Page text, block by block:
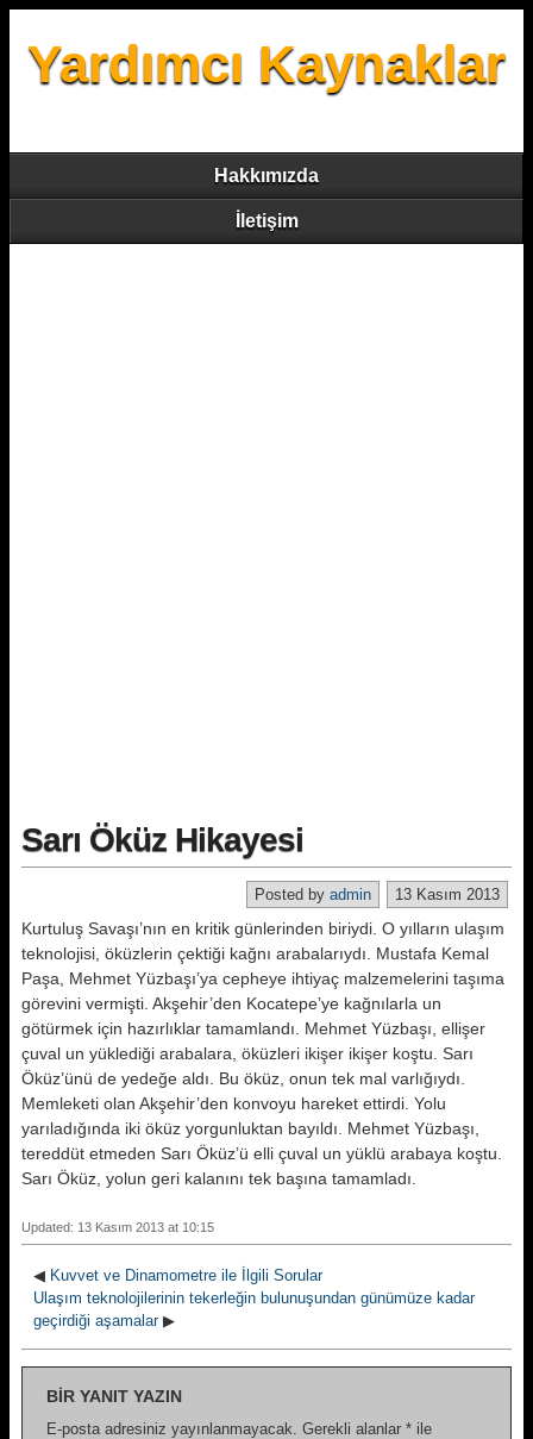
Yardımcı Kaynaklar
Hakkımızda
İletişim
Sarı Öküz Hikayesi
13 Kasım 2013
Posted by admin
Kurtuluş Savaşı’nın en kritik günlerinden biriydi. O yılların ulaşım
teknolojisi, öküzlerin çektiği kağnı arabalarıydı. Mustafa Kemal
Paşa, Mehmet Yüzbaşı’ya cepheye ihtiyaç malzemelerini taşıma
görevini vermişti. Akşehir’den Kocatepe’ye kağnılarla un
götürmek için hazırlıklar tamamlandı. Mehmet Yüzbaşı, ellişer
çuval un yüklediği arabalara, öküzleri ikişer ikişer koştu. Sarı
Öküz’ünü de yedeğe aldı. Bu öküz, onun tek mal varlığıydı.
Memleketi olan Akşehir’den konvoyu hareket ettirdi. Yolu
yarıladığında iki öküz yorgunluktan bayıldı. Mehmet Yüzbaşı,
tereddüt etmeden Sarı Öküz’ü elli çuval un yüklü arabaya koştu.
Sarı Öküz, yolun geri kalanını tek başına tamamladı.
Updated: 13 Kasım 2013 at 10:15
◀ Kuvvet ve Dinamometre ile İlgili Sorular
Ulaşım teknolojilerinin tekerleğin bulunuşundan günümüze kadar
geçirdiği aşamalar▶
BIR YANIT YAZIN
E-posta adresiniz yayınlanmayacak. Gerekli alanlar * ile